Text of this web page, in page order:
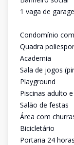
1 vaga de
Condomínio
Quadra
Academia
Sala de jogos
Playground
Piscinas adulto
Salão de festas
Área com
Bicicletário
Portaria 24 horas